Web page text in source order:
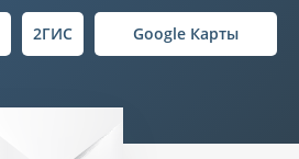
2ГИС Google Карты